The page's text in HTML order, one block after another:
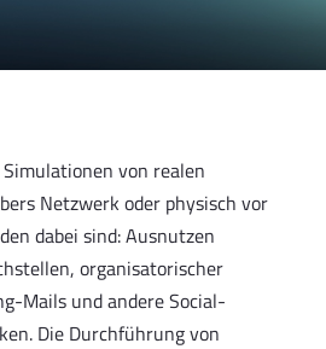
von realen
Netzwerk oder physisch vor
dabei sind: Ausnutzen
organisatorischer
Mails und andere Social-
Die Durchführung von